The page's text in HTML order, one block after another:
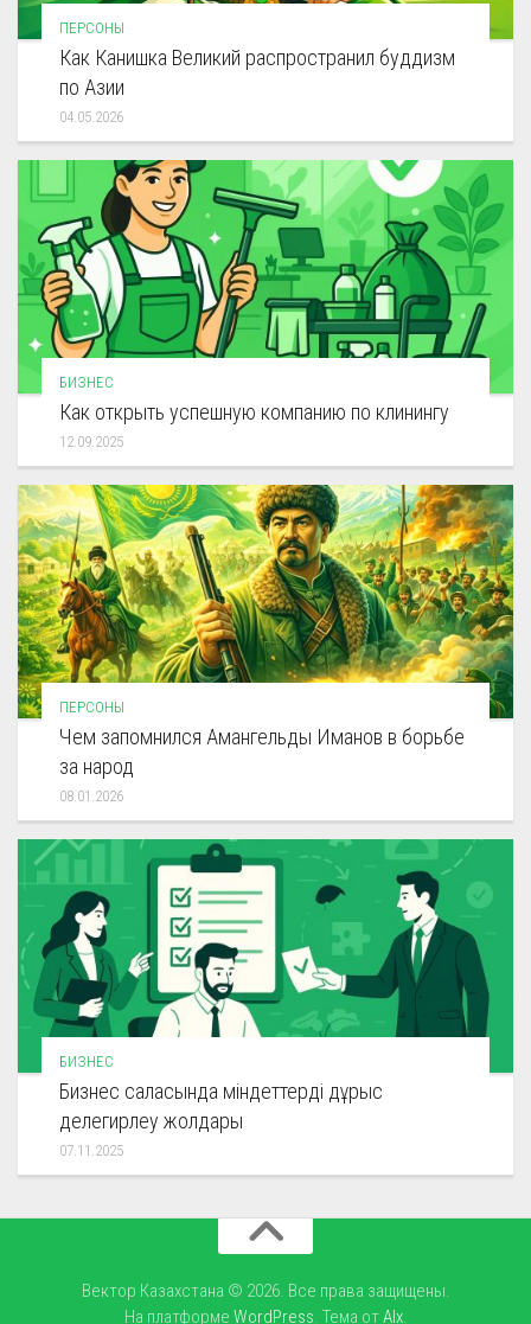
ПЕРСОНЫ
Как Канишка Великий распространил буддизм
по Азии
04.05.2026
БИЗНЕС
Как открыть успешную компанию по клинингу
12.09.2025
ПЕРСОНЫ
Чем запомнился Амангельды Иманов в борьбе
за народ
08.01.2026
БИЗНЕС
Бизнес саласында міндеттерді дұрыс
делегирлеу жолдары
07.11.2025
Вектор Казахстана © 2026. Все права защищены.
На платформе WordPress. Тема отAlx.